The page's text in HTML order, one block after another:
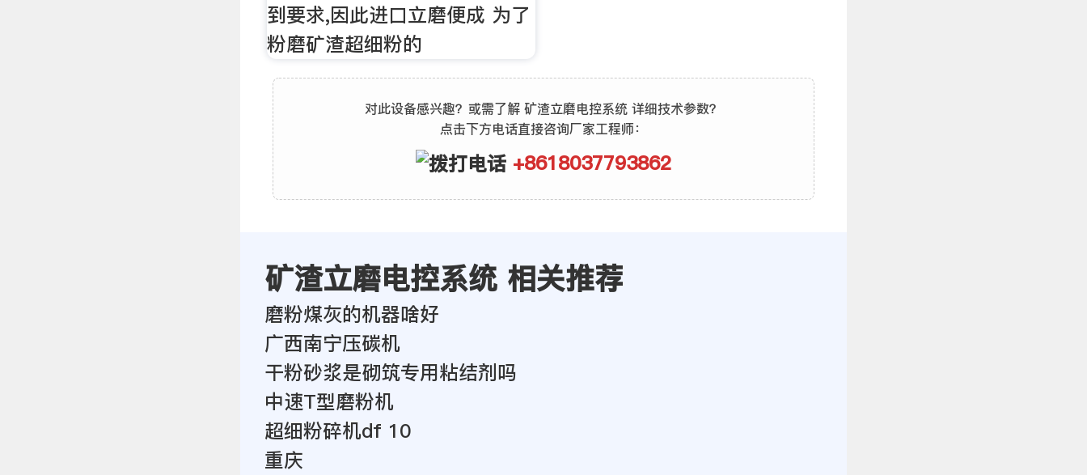
到要求,因此进口立磨便成 为了
粉磨矿渣超细粉的
对此设备感兴趣？或需了解 矿渣立磨电控系统 详细技术参数？
点击下方电话直接咨询厂家工程师：
+8618037793862
矿渣立磨电控系统 相关推荐
磨粉煤灰的机器啥好
广西南宁压碳机
干粉砂浆是砌筑专用粘结剂吗
中速T型磨粉机
超细粉碎机df 10
重庆